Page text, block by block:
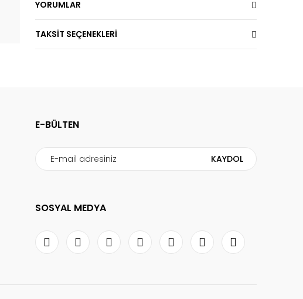
YORUMLAR
TAKSİT SEÇENEKLERİ
E-BÜLTEN
KAYDOL
SOSYAL MEDYA